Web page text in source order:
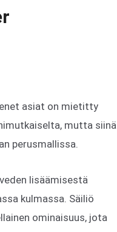
asiat on mietitty
mutta siinä
perusmallissa.
lisäämisestä
kulmassa. Säiliö
ominaisuus, jota